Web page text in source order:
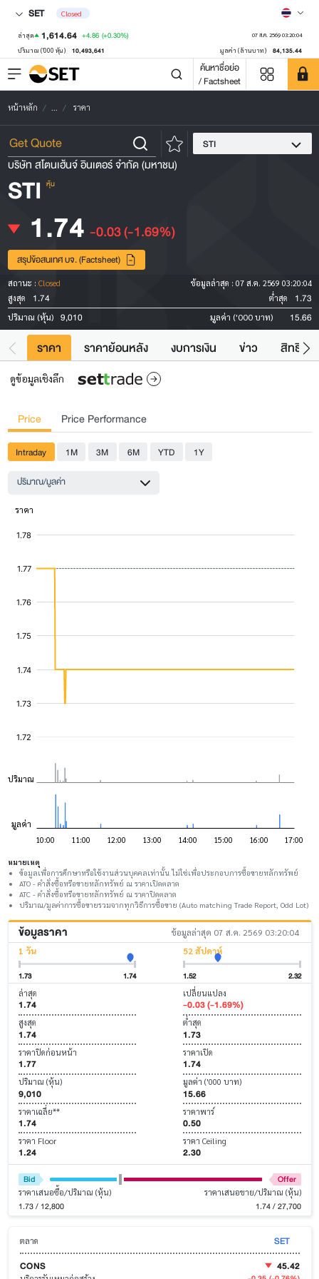
SET Closed
ล่าสุด 1,614.64 +4.86 (+0.30%) 07 ส.ค. 2569 03:20:04
ปริมาณ ('000 หุ้น) 10,493,641 มูลค่า (ล้านบาท) 84,135.44
ค้นหาชื่อย่อ
/ Factsheet
หน้าหลัก ... ราคา
STI
บริษัท สโตนเฮ้นจ์ อินเตอร์ จำกัด (มหาชน)
STI หุ้น
1.74 -0.03(-1.69%)
สรุปข้อสนเทศ บจ. (Factsheet)
สถานะ : Closed ข้อมูลล่าสุด : 07 ส.ค. 2569 03:20:04
สูงสุด
1.74 ต่ำสุด 1.73
ปริมาณ (หุ้น) 9,010 มูลค่า ('000 บาท) 15.66
ราคา ราคาย้อนหลัง งบการเงิน ข่าว สิทธิปร
ดูข้อมูลเชิงลึก
Price Price Performance
Intraday 1M 3M 6M YTD
1Y
ปริมาณ/มูลค่า
หมายเหตุ
ข้อมูลเพื่อการศึกษาหรือใช้งานส่วนบุคคลเท่านั้น ไม่ใช่เพื่อประกอบการซื้อขายหลักทรัพย์
ATO - คำสั่งซื้อหรือขายหลักทรัพย์ ณ ราคาเปิดตลาด
ATC - คำสั่งซื้อหรือขายหลักทรัพย์ ณ ราคาปิดตลาด
ปริมาณ/มูลค่าการซื้อขายรวมจากทุกวิธีการซื้อขาย (Auto matching Trade Report, Odd Lot)
ข้อมูลราคา
ข้อมูลล่าสุด 07 ส.ค. 2569 03:20:04
1 วัน
1.73 1.74
52 สัปดาห์
1.52 2.32
ล่าสุด
1.74
เปลี่ยนแปลง
-0.03 (-1.69%)
สูงสุด
1.74
ต่ำสุด
1.73
ราคาปิดก่อนหน้า
1.77
ราคาเปิด
1.74
ปริมาณ (หุ้น)
9,010
มูลค่า ('000 บาท)
15.66
ราคาเฉลี่ย**
1.74
ราคาพาร์
0.50
ราคา Floor
1.24
ราคา Ceiling
2.30
Bid Offer
ราคาเสนอซื้อ/ปริมาณ (หุ้น)
1.73 / 12,800
ราคาเสนอขาย/ปริมาณ (หุ้น)
1.74 / 27,700
ตลาด
SET
CONS
45.42